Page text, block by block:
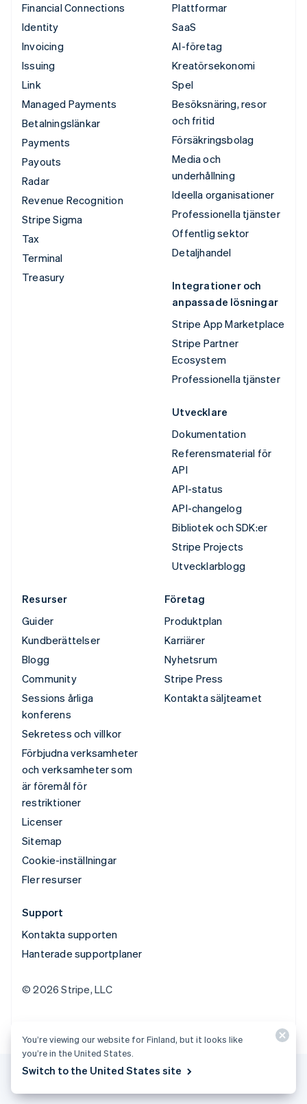
Financial Connections
Identity
Invoicing
Issuing
Link
Managed Payments
Betalningslänkar
Payments
Payouts
Radar
Revenue Recognition
Stripe Sigma
Tax
Terminal
Treasury
Plattformar
SaaS
AI-företag
Kreatörsekonomi
Spel
Besöksnäring, resor
och fritid
Försäkringsbolag
Media och
underhållning
Ideella organisationer
Professionella tjänster
Offentlig sektor
Detaljhandel
Integrationer och
anpassade lösningar
Stripe App Marketplace
Stripe Partner
Ecosystem
Professionella tjänster
Utvecklare
Dokumentation
Referensmaterial för
API
API-status
API-changelog
Bibliotek och SDK:er
Stripe Projects
Utvecklarblogg
Resurser
Guider
Kundberättelser
Blogg
Community
Sessions årliga
konferens
Sekretess och villkor
Förbjudna verksamheter
och verksamheter som
är föremål för
restriktioner
Licenser
Sitemap
Cookie-inställningar
Fler resurser
Företag
Produktplan
Karriärer
Nyhetsrum
Stripe Press
Kontakta säljteamet
Support
Kontakta supporten
Hanterade supportplaner
© 2026 Stripe, LLC
You’re viewing our website for Finland, but it looks like
you’re in the United States.
Switch to the United States site